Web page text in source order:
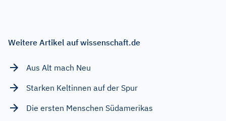
Weitere Artikel auf wissenschaft.de
Aus Alt mach Neu
Starken Keltinnen auf der Spur
Die ersten Menschen Südamerikas